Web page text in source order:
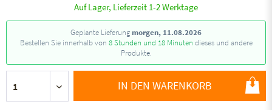
Auf Lager, Lieferzeit 1-2 Werktage
Geplante Lieferungmorgen, 11.08.2026
Bestellen Sie innerhalb von 8 Stunden und 18 Minuten dieses und andere
Produkte.
IN DEN WARENKORB